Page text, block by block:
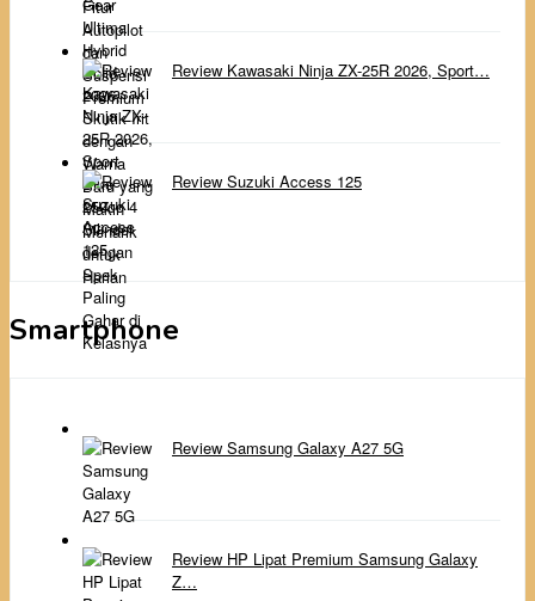
Review Kawasaki Ninja ZX-25R 2026, Sport…
Review Suzuki Access 125
Smartphone
Review Samsung Galaxy A27 5G
Review HP Lipat Premium Samsung Galaxy
Z…